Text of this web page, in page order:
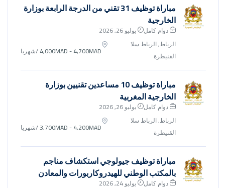
مباراة توظيف 31 تقني من الدرجة الرابعة بوزارة
الخارجية
دوام كامل
يوليو 26, 2026
الرباط, الرباط سلا
القنيطرة
4,000MAD - 4,700MAD/شهريا
مباراة توظيف 10 مساعدين تقنيين بوزارة
الخارجية المغربية
دوام كامل
يوليو 26, 2026
الرباط, الرباط سلا
القنيطرة
3,700MAD - 4,200MAD/شهريا
مباراة توظيف جيولوجي استكشاف مناجم
بالمكتب الوطني للهيدروكاربورات والمعادن
دوام كامل
يوليو 24, 2026